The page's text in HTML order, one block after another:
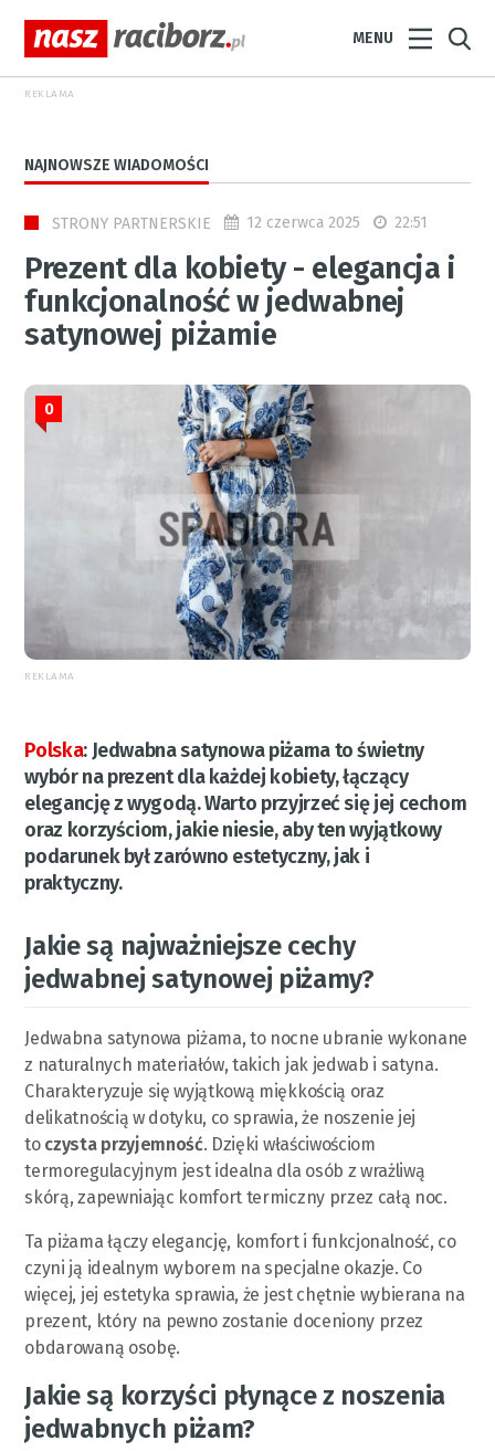
MENU
REKLAMA
NAJNOWSZE WIADOMOŚCI
STRONY PARTNERSKIE 12 czerwca 2025 22:51
Prezent dla kobiety - elegancja i
funkcjonalność w jedwabnej
satynowej piżamie
0
REKLAMA
Polska: Jedwabna satynowa piżama to świetny
wybór na prezent dla każdej kobiety, łączący
elegancję z wygodą. Warto przyjrzeć się jej cechom
oraz korzyściom, jakie niesie, aby ten wyjątkowy
podarunek był zarówno estetyczny, jak i
praktyczny.
Jakie są najważniejsze cechy
jedwabnej satynowej piżamy?
Jedwabna satynowa piżama, to nocne ubranie wykonane
z naturalnych materiałów, takich jak jedwab i satyna.
Charakteryzuje się wyjątkową miękkością oraz
delikatnością w dotyku, co sprawia, że noszenie jej
to czysta przyjemność. Dzięki właściwościom
termoregulacyjnym jest idealna dla osób z wrażliwą
skórą, zapewniając komfort termiczny przez całą noc.
Ta piżama łączy elegancję, komfort i funkcjonalność, co
czyni ją idealnym wyborem na specjalne okazje. Co
więcej, jej estetyka sprawia, że jest chętnie wybierana na
prezent, który na pewno zostanie doceniony przez
obdarowaną osobę.
Jakie są korzyści płynące z noszenia
jedwabnych piżam?